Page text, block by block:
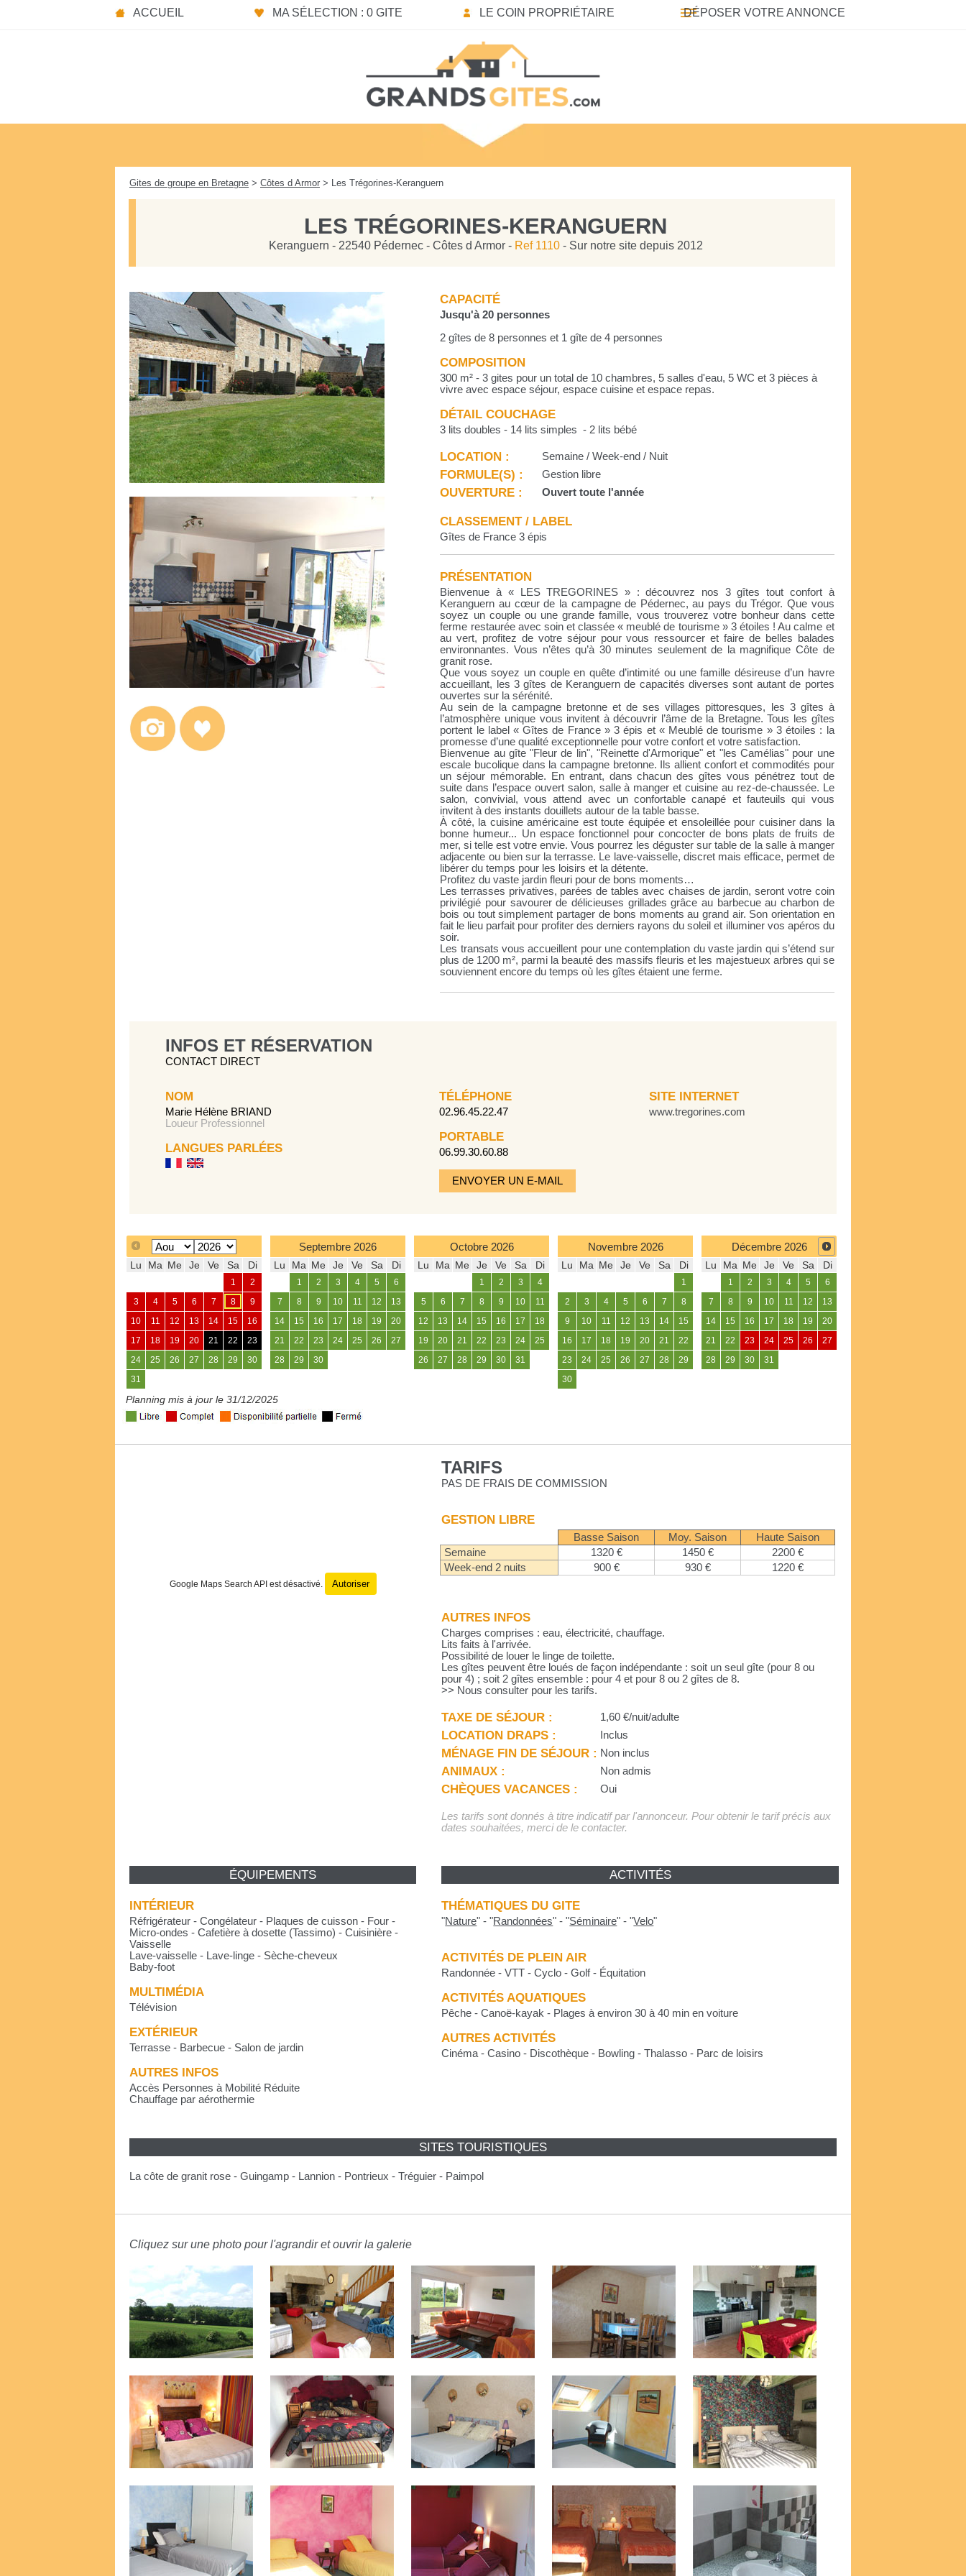
ACCUEIL MA SÉLECTION : 0 GITE LE COIN PROPRIÉTAIRE DÉPOSER VOTRE ANNONCE
Gites de groupe en Bretagne > Côtes d Armor > Les Trégorines-Keranguern
LES TRÉGORINES-KERANGUERN
Keranguern - 22540 Pédernec - Côtes d Armor - Ref 1110- Sur notre site depuis 2012
CAPACITÉ
Jusqu'à 20 personnes
2 gîtes de 8 personnes et 1 gîte de 4 personnes
COMPOSITION
300 m² - 3 gites pour un total de 10 chambres, 5 salles d'eau, 5 WC et 3 pièces à
vivre avec espace séjour, espace cuisine et espace repas.
DÉTAIL COUCHAGE
3 lits doubles - 14 lits simples - 2 lits bébé
LOCATION : Semaine / Week-end / Nuit
FORMULE(S) : Gestion libre
OUVERTURE : Ouvert toute l'année
CLASSEMENT / LABEL
Gîtes de France 3 épis
PRÉSENTATION
Bienvenue à « LES TREGORINES » : découvrez nos 3 gîtes tout confort à
Keranguern au cœur de la campagne de Pédernec, au pays du Trégor. Que vous
soyez un couple ou une grande famille, vous trouverez votre bonheur dans cette
ferme restaurée avec soin et classée « meublé de tourisme » 3 étoiles ! Au calme et
au vert, profitez de votre séjour pour vous ressourcer et faire de belles balades
environnantes. Vous n’êtes qu’à 30 minutes seulement de la magnifique Côte de
granit rose.
Que vous soyez un couple en quête d’intimité ou une famille désireuse d’un havre
accueillant, les 3 gîtes de Keranguern de capacités diverses sont autant de portes
ouvertes sur la sérénité.
Au sein de la campagne bretonne et de ses villages pittoresques, les 3 gîtes à
l’atmosphère unique vous invitent à découvrir l’âme de la Bretagne. Tous les gîtes
portent le label « Gîtes de France » 3 épis et « Meublé de tourisme » 3 étoiles : la
promesse d’une qualité exceptionnelle pour votre confort et votre satisfaction.
Bienvenue au gîte "Fleur de lin", "Reinette d'Armorique" et "les Camélias" pour une
escale bucolique dans la campagne bretonne. Ils allient confort et commodités pour
un séjour mémorable. En entrant, dans chacun des gîtes vous pénétrez tout de
suite dans l’espace ouvert salon, salle à manger et cuisine au rez-de-chaussée. Le
salon, convivial, vous attend avec un confortable canapé et fauteuils qui vous
invitent à des instants douillets autour de la table basse.
À côté, la cuisine américaine est toute équipée et ensoleillée pour cuisiner dans la
bonne humeur... Un espace fonctionnel pour concocter de bons plats de fruits de
mer, si telle est votre envie. Vous pourrez les déguster sur table de la salle à manger
adjacente ou bien sur la terrasse. Le lave-vaisselle, discret mais efficace, permet de
libérer du temps pour les loisirs et la détente.
Profitez du vaste jardin fleuri pour de bons moments…
Les terrasses privatives, parées de tables avec chaises de jardin, seront votre coin
privilégié pour savourer de délicieuses grillades grâce au barbecue au charbon de
bois ou tout simplement partager de bons moments au grand air. Son orientation en
fait le lieu parfait pour profiter des derniers rayons du soleil et illuminer vos apéros du
soir.
Les transats vous accueillent pour une contemplation du vaste jardin qui s’étend sur
plus de 1200 m², parmi la beauté des massifs fleuris et les majestueux arbres qui se
souviennent encore du temps où les gîtes étaient une ferme.
INFOS ET RÉSERVATION
CONTACT DIRECT
NOM
Marie Hélène BRIAND
Loueur Professionnel
LANGUES PARLÉES
TÉLÉPHONE
02.96.45.22.47
PORTABLE
06.99.30.60.88
ENVOYER UN E-MAIL
SITE INTERNET
www.tregorines.com
Lu Ma Me Je Ve Sa Di
1 2
3 4 5 6 7 8 9
10 11 12 13 14 15 16
17 18 19 20 21 22 23
24 25 26 27 28 29 30
31
Septembre 2026
Lu Ma Me Je Ve Sa Di
1 2 3 4 5 6
7 8 9 10 11 12 13
14 15 16 17 18 19 20
21 22 23 24 25 26 27
28 29 30
Octobre 2026
Lu Ma Me Je Ve Sa Di
1 2 3 4
5 6 7 8 9 10 11
12 13 14 15 16 17 18
19 20 21 22 23 24 25
26 27 28 29 30 31
Novembre 2026
Lu Ma Me Je Ve Sa Di
1
2 3 4 5 6 7 8
9 10 11 12 13 14 15
16 17 18 19 20 21 22
23 24 25 26 27 28 29
30
Décembre 2026
Lu Ma Me Je Ve Sa Di
1 2 3 4 5 6
7 8 9 10 11 12 13
14 15 16 17 18 19 20
21 22 23 24 25 26 27
28 29 30 31
Planning mis à jour le 31/12/2025
Google Maps Search API est désactivé. Autoriser
TARIFS
PAS DE FRAIS DE COMMISSION
GESTION LIBRE
Basse Saison Moy. Saison
Haute Saison
Semaine
1320 € 1450 €
2200 €
Week-end 2 nuits
900 € 930 € 1220 €
AUTRES INFOS
Charges comprises : eau, électricité, chauffage.
Lits faits à l'arrivée.
Possibilité de louer le linge de toilette.
Les gîtes peuvent être loués de façon indépendante : soit un seul gîte (pour 8 ou
pour 4) ; soit 2 gîtes ensemble : pour 4 et pour 8 ou 2 gîtes de 8.
>> Nous consulter pour les tarifs.
TAXE DE SÉJOUR : 1,60 €/nuit/adulte
LOCATION DRAPS : Inclus
MÉNAGE FIN DE SÉJOUR : Non inclus
ANIMAUX : Non admis
CHÈQUES VACANCES : Oui
Les tarifs sont donnés à titre indicatif par l'annonceur. Pour obtenir le tarif précis aux
dates souhaitées, merci de le contacter.
ÉQUIPEMENTS
INTÉRIEUR
Réfrigérateur - Congélateur - Plaques de cuisson - Four -
Micro-ondes - Cafetière à dosette (Tassimo) - Cuisinière -
Vaisselle
Lave-vaisselle - Lave-linge - Sèche-cheveux
Baby-foot
MULTIMÉDIA
Télévision
EXTÉRIEUR
Terrasse - Barbecue - Salon de jardin
AUTRES INFOS
Accès Personnes à Mobilité Réduite
Chauffage par aérothermie
ACTIVITÉS
THÉMATIQUES DU GITE
"Nature" -"Randonnées" -"Séminaire" -"Velo"
ACTIVITÉS DE PLEIN AIR
Randonnée - VTT - Cyclo - Golf - Équitation
ACTIVITÉS AQUATIQUES
Pêche - Canoë-kayak - Plages à environ 30 à 40 min en voiture
AUTRES ACTIVITÉS
Cinéma - Casino - Discothèque - Bowling - Thalasso - Parc de loisirs
SITES TOURISTIQUES
La côte de granit rose - Guingamp - Lannion - Pontrieux - Tréguier - Paimpol
Cliquez sur une photo pour l'agrandir et ouvrir la galerie
Panneau de gestion des cookies